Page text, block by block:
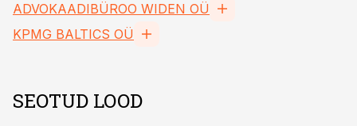
ADVOKAADIBÜROO WIDEN OÜ
KPMG BALTICS OÜ
SEOTUD LOOD